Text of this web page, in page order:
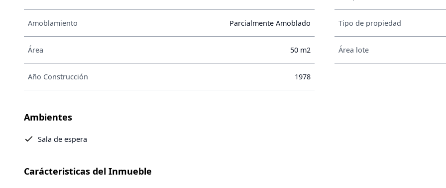
Amoblamiento Parcialmente Amoblado Tipo de propiedad
Área 50 m2 Área lote
Año Construcción 1978
Ambientes
Sala de espera
Carácteristicas del Inmueble